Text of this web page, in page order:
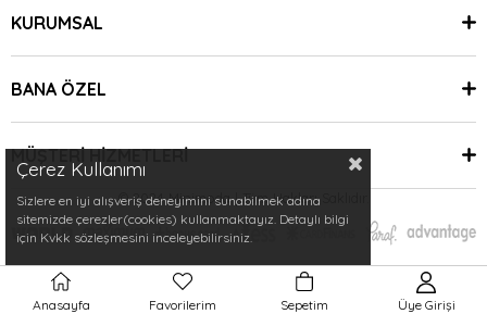
KURUMSAL
BANA ÖZEL
MÜŞTERİ HİZMETLERİ
© 2024 Minimoda | Tüm Hakları Saklıdır.
Çerez Kullanımı
Sizlere en iyi alışveriş deneyimini sunabilmek adına
sitemizde çerezler(cookies) kullanmaktayız. Detaylı bilgi
için Kvkk sözleşmesini inceleyebilirsiniz.
Anasayfa Favorilerim Sepetim Üye Girişi